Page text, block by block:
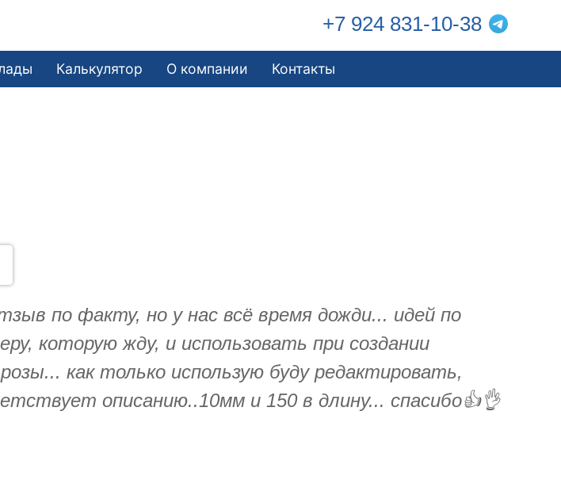
+7 924 831-10-38
Калькулятор О компании Контакты
по факту, но у нас всё время дожди... идей по
которую жду, и использовать при создании
как только использую буду редактировать,
описанию..10мм и 150 в длину... спасибо👍👌